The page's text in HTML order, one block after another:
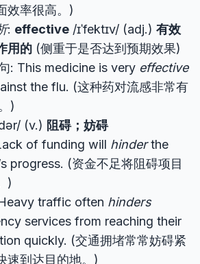
效率很高。)
: effective /ɪˈfektɪv/ (adj.) 有效
用的 (侧重于是否达到预期效果)
: This medicine is very effective
the flu. (这种药对流感非常有
)
(v.) 阻碍；妨碍
of funding will hinderthe
progress. (资金不足将阻碍项目
)
traffic often hinders
services from reaching their
quickly. (交通拥堵常常妨碍紧
速到达目的地。)